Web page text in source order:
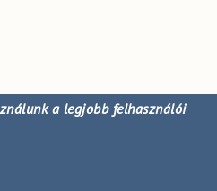
a legjobb felhasználói